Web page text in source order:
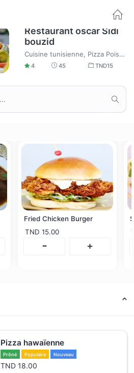
Restaurant oscar Sidi
bouzid
Cuisine tunisienne, Pizza Poissonnerie
4 45 TND15
Fried Chicken Burger
TND 15.00
- +
Pizza hawaïenne
Prôné Populaire Nouveau
TND 18.00